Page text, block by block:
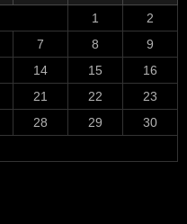
1
2
7 8
9
14 15
16
21 22
23
28 29
30